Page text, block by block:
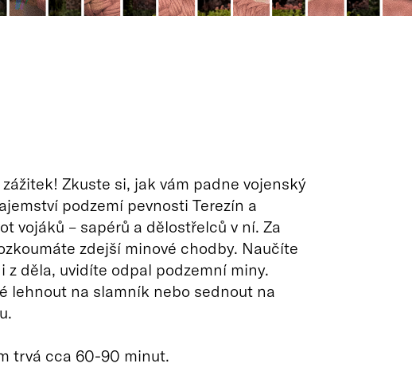
Zkuste si, jak vám padne vojenský
podzemí pevnosti Terezín a
vojáků – sapérů a dělostřelců v ní. Za
zdejší minové chodby. Naučíte
z děla, uvidíte odpal podzemní miny.
lehnout na slamník nebo sednout na
trvá cca 60-90 minut.